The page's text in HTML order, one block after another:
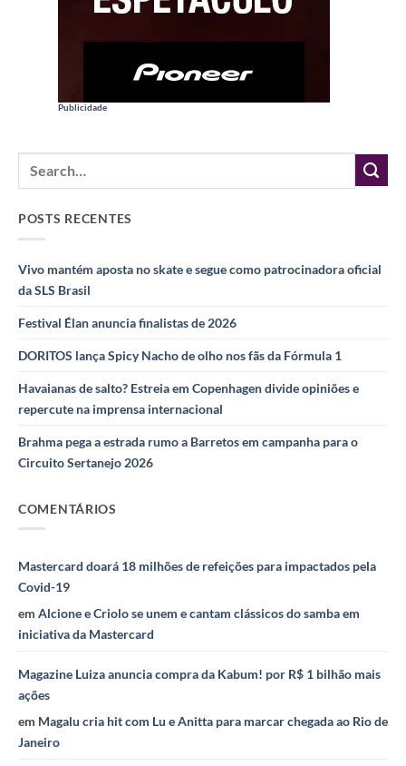
Publicidade
POSTS RECENTES
Vivo mantém aposta no skate e segue como patrocinadora oficial
da SLS Brasil
Festival Élan anuncia finalistas de 2026
DORITOS lança Spicy Nacho de olho nos fãs da Fórmula 1
Havaianas de salto? Estreia em Copenhagen divide opiniões e
repercute na imprensa internacional
Brahma pega a estrada rumo a Barretos em campanha para o
Circuito Sertanejo 2026
COMENTÁRIOS
Mastercard doará 18 milhões de refeições para impactados pela
Covid-19
em Alcione e Criolo se unem e cantam clássicos do samba em
iniciativa da Mastercard
Magazine Luiza anuncia compra da Kabum! por R$ 1 bilhão mais
ações
em Magalu cria hit com Lu e Anitta para marcar chegada ao Rio de
Janeiro